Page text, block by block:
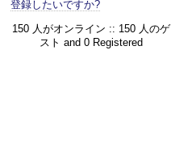
登録したいですか?
150 人がオンライン :: 150 人のゲ
スト and 0 Registered